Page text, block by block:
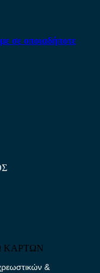
σε οποιαδήποτε
ΚΑΡΤΩΝ
&